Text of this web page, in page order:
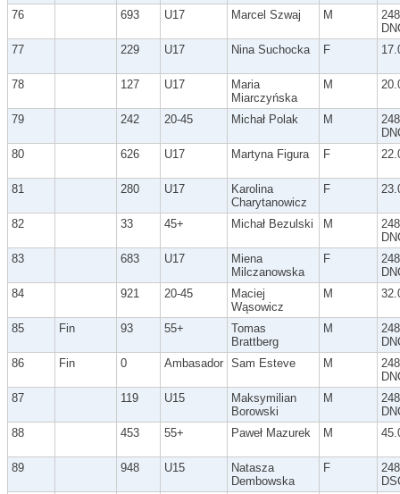
76 693 U17 Marcel Szwaj M
77
229 U17 Nina Suchocka F
78 127 U17
Maria
Miarczyńska
M
79 242 20-45 Michał Polak M
80
626 U17 Martyna Figura F
81 280 U17
Karolina
Charytanowicz
F
82 33 45+ Michał Bezulski M
83
683 U17
Miena
Milczanowska
F
84
921 20-45
Maciej
Wąsowicz
M
85 Fin 93 55+
Tomas
Brattberg
M
86
Fin 0 Ambasador Sam Esteve M
87
119 U15
Maksymilian
Borowski
M
88
453 55+ Paweł Mazurek M
89 948 U15
Natasza
Dembowska
F